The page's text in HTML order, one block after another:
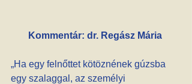
Kommentár: dr. Regász Mária
„Ha egy felnőttet kötöznének gúzsba
egy szalaggal, az személyi